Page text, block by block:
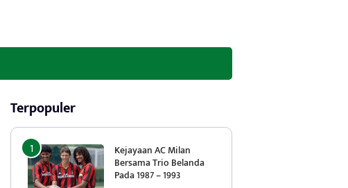
Terpopuler
Kejayaan AC Milan
Bersama Trio Belanda
Pada 1987 – 1993